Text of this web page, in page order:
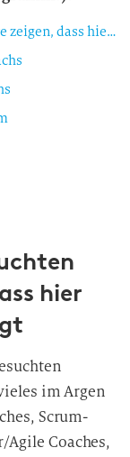
Bezeichnungen der gesuchten Arbeitskräfte zeigen, dass hier noch vieles im Argen liegt
hier
im Argen
Scrum-
Agile Coaches,